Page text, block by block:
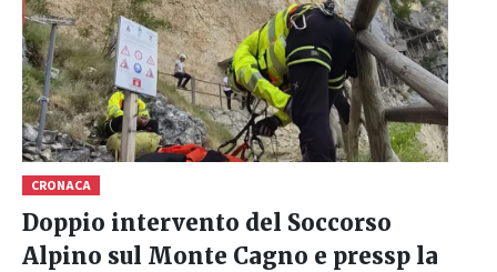
CRONACA
Doppio intervento del Soccorso
Alpino sul Monte Cagno e pressp la